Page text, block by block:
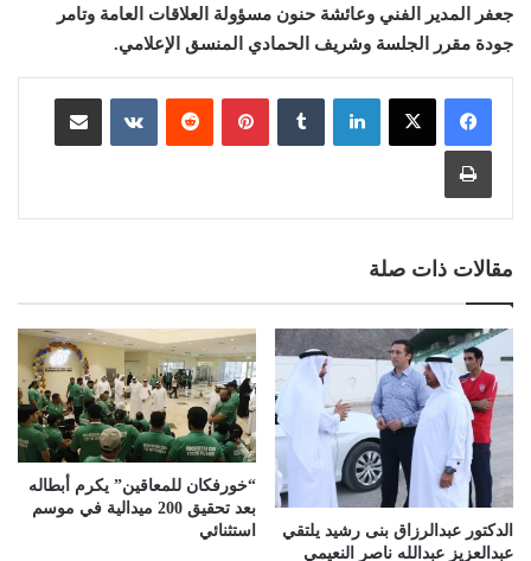
جعفر المدير الفني وعائشة حنون مسؤولة العلاقات العامة وتامر
جودة مقرر الجلسة وشريف الحمادي المنسق الإعلامي.
لينكدإن بينتيريست
مقالات ذات صلة
الدكتور عبدالرزاق بنى رشيد يلتقي
عبدالعزيز عبدالله ناصر النعيمي
“خورفكان للمعاقين” يكرم أبطاله
بعد تحقيق 200 ميدالية في موسم
استثنائي